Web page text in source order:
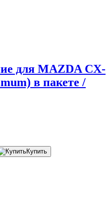
для MAZDA CX-
в пакете /
Купить